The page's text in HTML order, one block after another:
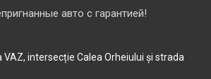
авто с гарантией!
VAZ, intersecție Calea Orheiului și strada